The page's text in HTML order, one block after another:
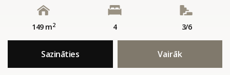
149 m2 4 3/6
Sazināties Vairāk